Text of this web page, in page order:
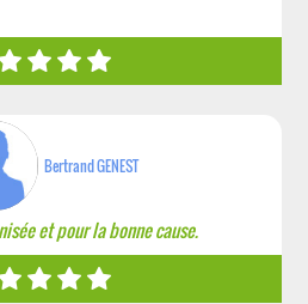
Bertrand GENEST
et pour la bonne cause.